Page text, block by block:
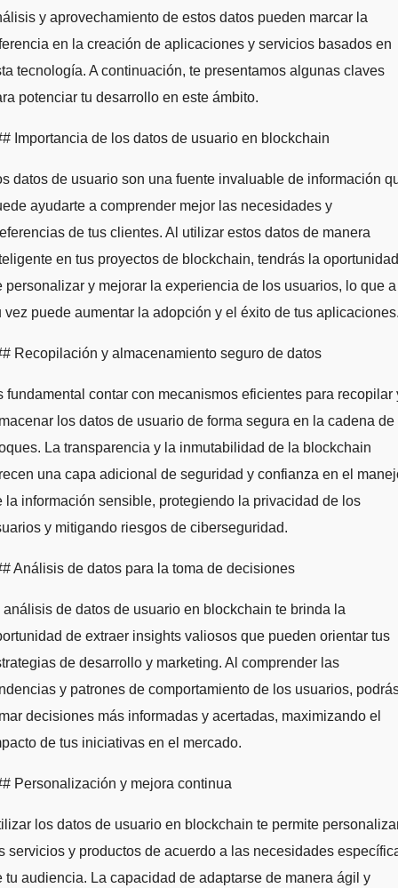
y aprovechamiento de estos datos pueden marcar la
en la creación de aplicaciones y servicios basados en
tecnología. A continuación, te presentamos algunas claves
potenciar tu desarrollo en este ámbito.
Importancia de los datos de usuario en blockchain
datos de usuario son una fuente invaluable de información
ayudarte a comprender mejor las necesidades y
de tus clientes. Al utilizar estos datos de manera
en tus proyectos de blockchain, tendrás la oportunidad
personalizar y mejorar la experiencia de los usuarios, lo que a
vez puede aumentar la adopción y el éxito de tus
Recopilación y almacenamiento seguro de datos
fundamental contar con mecanismos eficientes para recopilar
los datos de usuario de forma segura en la cadena de
La transparencia y la inmutabilidad de la blockchain
una capa adicional de seguridad y confianza en el
la información sensible, protegiendo la privacidad de los
y mitigando riesgos de ciberseguridad.
Análisis de datos para la toma de decisiones
análisis de datos de usuario en blockchain te brinda la
de extraer insights valiosos que pueden orientar tus
de desarrollo y marketing. Al comprender las
y patrones de comportamiento de los usuarios,
decisiones más informadas y acertadas, maximizando el
de tus iniciativas en el mercado.
Personalización y mejora continua
los datos de usuario en blockchain te permite
servicios y productos de acuerdo a las necesidades
tu audiencia. La capacidad de adaptarse de manera ágil y